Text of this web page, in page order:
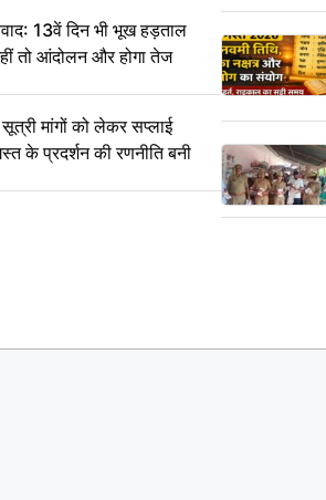
13वें दिन भी भूख हड़ताल
तो आंदोलन और होगा तेज
मांगों को लेकर सप्लाई
के प्रदर्शन की रणनीति बनी